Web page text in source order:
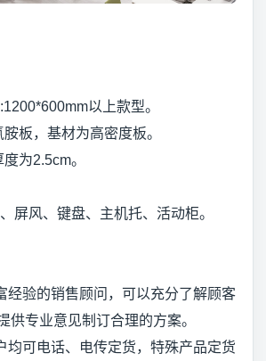
以上款型。
板，基材为高密度板。
为2.5cm。
屏风、键盘、主机托、活动柜。
验的销售顾问，可以充分了解顾客
供专业意见制订合理的方案。
可电话、电传定货，特殊产品定货